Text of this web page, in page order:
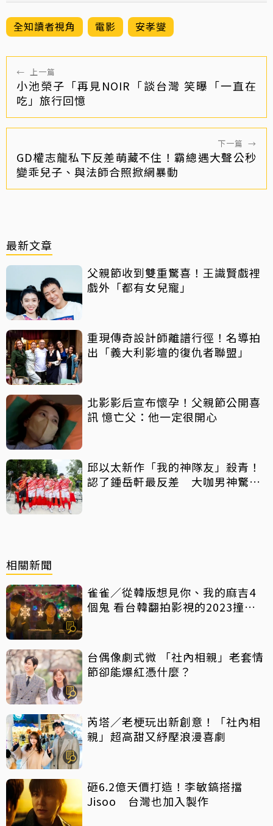
全知讀者視角 電影 安孝燮
← 上一篇
小池榮子「再見NOIR「談台灣 笑曝「一直在
吃」旅行回憶
下一篇 →
GD權志龍私下反差萌藏不住！霸總遇大聲公秒
變乖兒子、與法師合照掀網暴動
最新文章
父親節收到雙重驚喜！王識賢戲裡
戲外「都有女兒寵」
重現傳奇設計師離譜行徑！名導拍
出「義大利影壇的復仇者聯盟」
北影影后宣布懷孕！父親節公開喜
訊 憶亡父：他一定很開心
邱以太新作「我的神隊友」殺青！
認了鍾岳軒最反差 大咖男神驚喜
相關新聞
雀雀／從韓版想見你、我的麻吉4
個鬼 看台韓翻拍影視的2023撞擊
台偶像劇式微 「社內相親」老套情
節卻能爆紅憑什麼？
芮塔／老梗玩出新創意！「社內相
親」超高甜又紓壓浪漫喜劇
砸6.2億天價打造！李敏鎬搭擋
Jisoo 台灣也加入製作